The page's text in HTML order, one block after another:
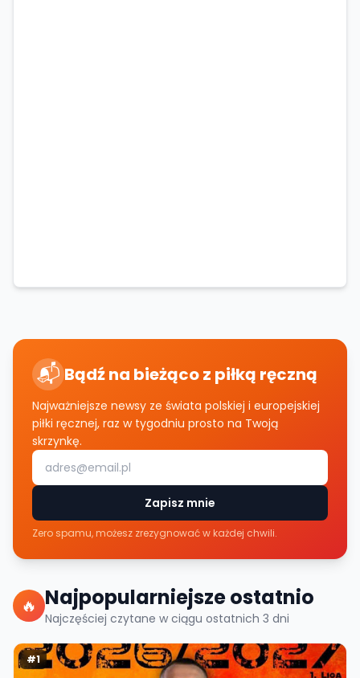
📬 Bądź na bieżąco z piłką ręczną
Najważniejsze newsy ze świata polskiej i europejskiej
piłki ręcznej, raz w tygodniu prosto na Twoją
skrzynkę.
Zapisz mnie
Zero spamu, możesz zrezygnować w każdej chwili.
🔥 Najpopularniejsze ostatnio
Najczęściej czytane w ciągu ostatnich 3 dni
#1